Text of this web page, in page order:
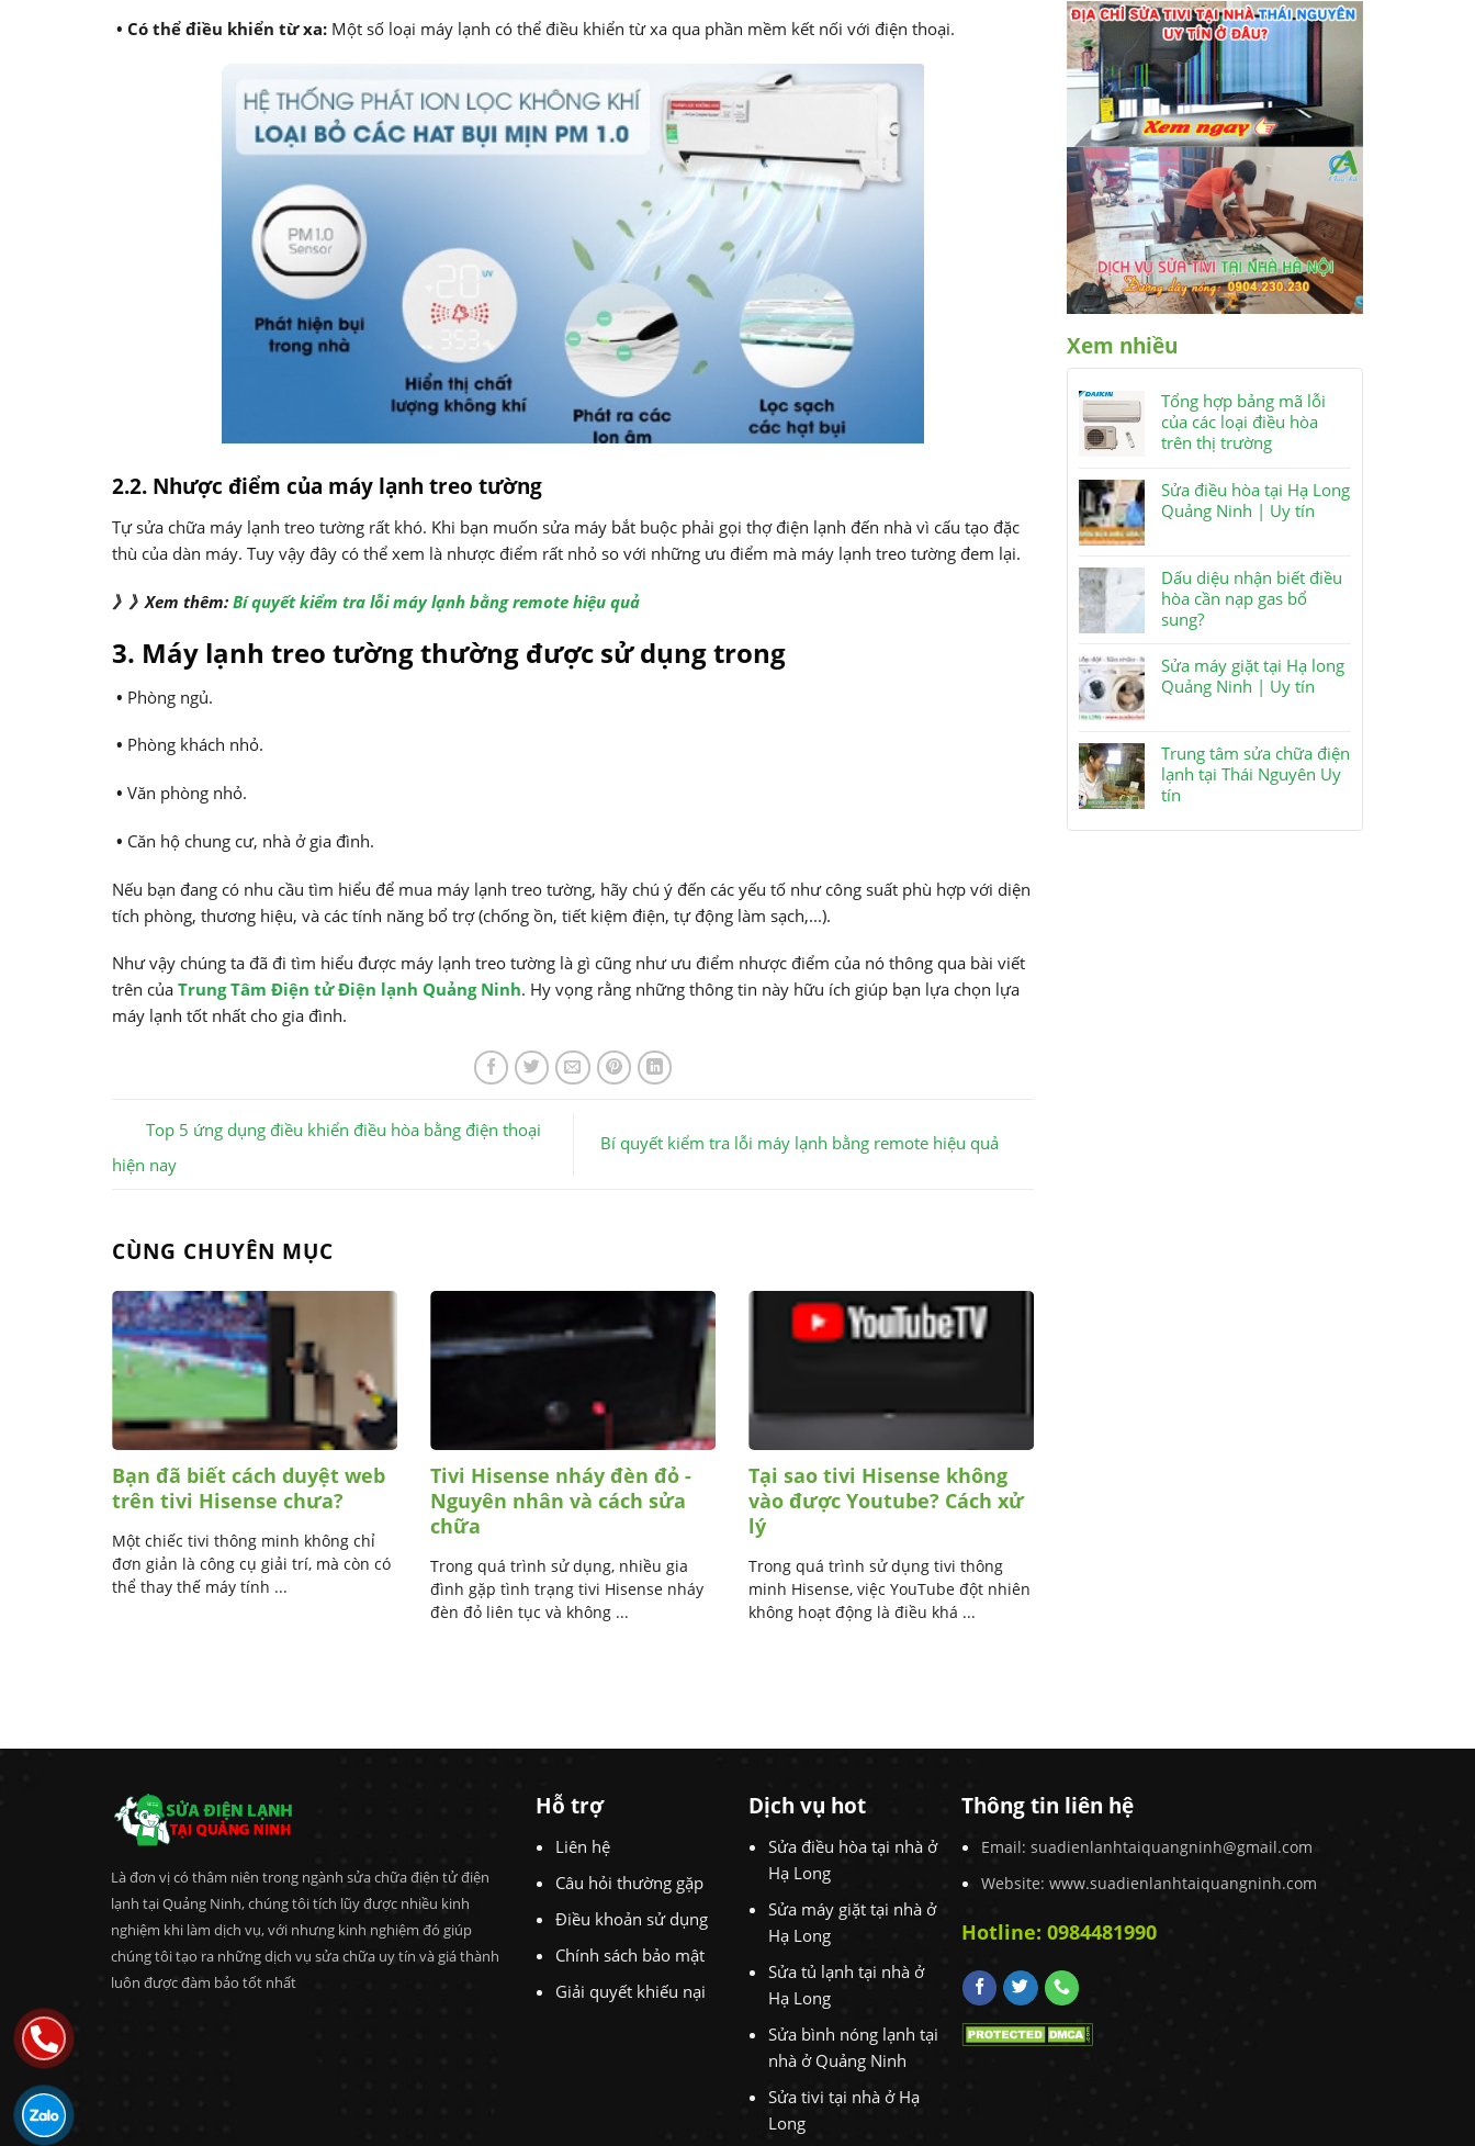
• Có thể điều khiển từ xa: Một số loại máy lạnh có thể điều khiển từ xa qua phần mềm kết nối với điện thoại.
2.2. Nhược điểm của máy lạnh treo tường
Tự sửa chữa máy lạnh treo tường rất khó. Khi bạn muốn sửa máy bắt buộc phải gọi thợ điện lạnh đến nhà vì cấu tạo đặc
thù của dàn máy. Tuy vậy đây có thể xem là nhược điểm rất nhỏ so với những ưu điểm mà máy lạnh treo tường đem lại.
》》Xem thêm: Bí quyết kiểm tra lỗi máy lạnh bằng remote hiệu quả
3. Máy lạnh treo tường thường được sử dụng trong
• Phòng ngủ.
• Phòng khách nhỏ.
• Văn phòng nhỏ.
• Căn hộ chung cư, nhà ở gia đình.
Nếu bạn đang có nhu cầu tìm hiểu để mua máy lạnh treo tường, hãy chú ý đến các yếu tố như công suất phù hợp với diện
tích phòng, thương hiệu, và các tính năng bổ trợ (chống ồn, tiết kiệm điện, tự động làm sạch,...).
Như vậy chúng ta đã đi tìm hiểu được máy lạnh treo tường là gì cũng như ưu điểm nhược điểm của nó thông qua bài viết
trên của Trung Tâm Điện tử Điện lạnh Quảng Ninh. Hy vọng rằng những thông tin này hữu ích giúp bạn lựa chọn lựa
máy lạnh tốt nhất cho gia đình.
Top 5 ứng dụng điều khiển điều hòa bằng điện thoại
hiện nay
Bí quyết kiểm tra lỗi máy lạnh bằng remote hiệu quả
CÙNG CHUYÊN MỤC
Bạn đã biết cách duyệt web
trên tivi Hisense chưa?
Một chiếc tivi thông minh không chỉ
đơn giản là công cụ giải trí, mà còn có
thể thay thế máy tính ...
Tivi Hisense nháy đèn đỏ -
Nguyên nhân và cách sửa
chữa
Trong quá trình sử dụng, nhiều gia
đình gặp tình trạng tivi Hisense nháy
đèn đỏ liên tục và không ...
Tại sao tivi Hisense không
vào được Youtube? Cách xử
lý
Trong quá trình sử dụng tivi thông
minh Hisense, việc YouTube đột nhiên
không hoạt động là điều khá ...
Xem nhiều
Tổng hợp bảng mã lỗi
của các loại điều hòa
trên thị trường
Sửa điều hòa tại Hạ Long
Quảng Ninh | Uy tín
Dấu diệu nhận biết điều
hòa cần nạp gas bổ
sung?
Sửa máy giặt tại Hạ long
Quảng Ninh | Uy tín
Trung tâm sửa chữa điện
lạnh tại Thái Nguyên Uy
tín
Là đơn vị có thâm niên trong ngành sửa chữa điện tử điện
lạnh tại Quảng Ninh, chúng tôi tích lũy được nhiều kinh
nghiệm khi làm dịch vụ, với nhưng kinh nghiệm đó giúp
chúng tôi tạo ra những dịch vụ sửa chữa uy tín và giá thành
luôn được đàm bảo tốt nhất
Hỗ trợ
Liên hệ
Câu hỏi thường gặp
Điều khoản sử dụng
Chính sách bảo mật
Giải quyết khiếu nại
Dịch vụ hot
Sửa điều hòa tại nhà ở
Hạ Long
Sửa máy giặt tại nhà ở
Hạ Long
Sửa tủ lạnh tại nhà ở
Hạ Long
Sửa bình nóng lạnh tại
nhà ở Quảng Ninh
Sửa tivi tại nhà ở Hạ
Long
Thông tin liên hệ
Email: suadienlanhtaiquangninh@gmail.com
Website: www.suadienlanhtaiquangninh.com
Hotline: 0984481990